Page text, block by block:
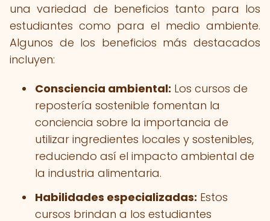
una variedad de beneficios tanto para los
estudiantes como para el medio ambiente.
Algunos de los beneficios más destacados
incluyen:
Consciencia ambiental: Los cursos de
repostería sostenible fomentan la
conciencia sobre la importancia de
utilizar ingredientes locales y sostenibles,
reduciendo así el impacto ambiental de
la industria alimentaria.
Habilidades especializadas: Estos
cursos brindan a los estudiantes